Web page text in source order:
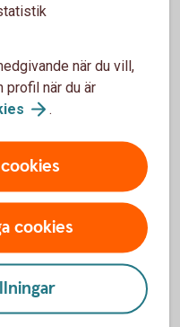
mot
Med Sparkonto Plus
i
dig tid att tänka efter.
när du vill,
profil när du är
.
cookies